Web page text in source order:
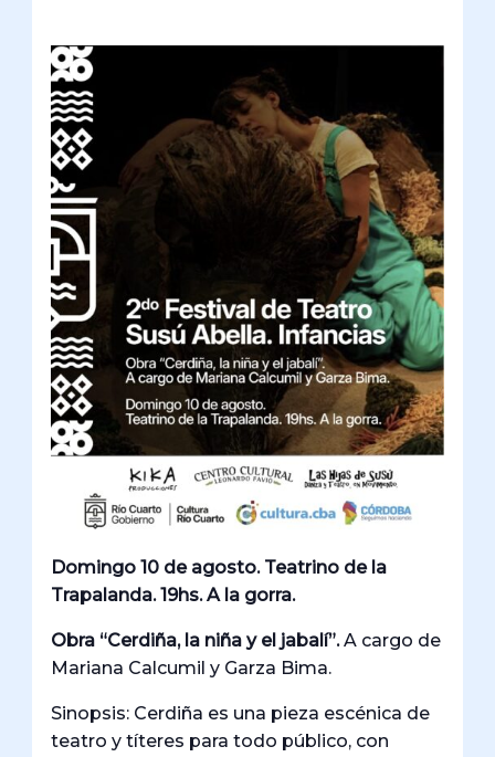
Domingo 10 de agosto. Teatrino de la
Trapalanda. 19hs. A la gorra.
Obra “Cerdiña, la niña y el jabalí”.A cargo de
Mariana Calcumil y Garza Bima.
Sinopsis: Cerdiña es una pieza escénica de
teatro y títeres para todo público, con